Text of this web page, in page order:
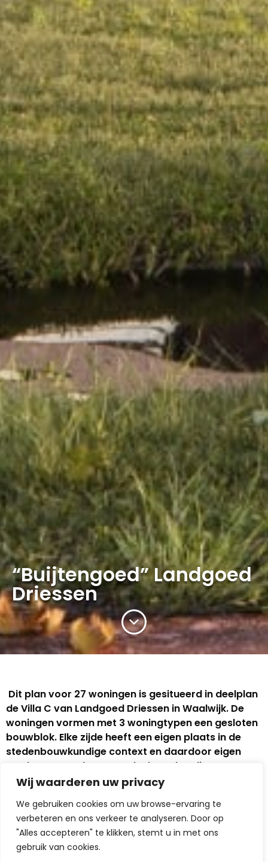
Wij waarderen uw privacy
We gebruiken cookies om uw browse-ervaring te
verbeteren en ons verkeer te analyseren. Door op
"Alles accepteren" te klikken, stemt u in met ons
gebruik van cookies.
“Buijtengoed” Landgoed
Driessen
Dit plan voor 27 woningen is gesitueerd in deelplan
de Villa C van Landgoed Driessen in Waalwijk. De
woningen vormen met 3 woningtypen een gesloten
bouwblok. Elke zijde heeft een eigen plaats in de
stedenbouwkundige context en daardoor eigen
randvoorwaarden en stedenbouwkundige
kenmerken.
We onderscheiden meer stedelijke, hoge woningen
met een verticaal karakter en platte daken,
ingetogen rijwoningen met zadeldaken en flinke
tweekappers met accenten op de hoeken van het